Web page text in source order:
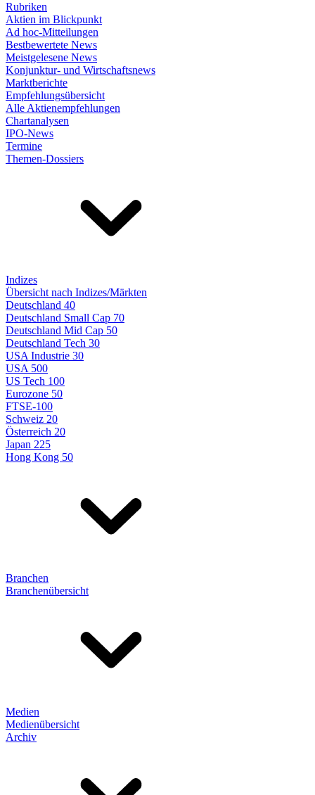
Rubriken
Aktien im Blickpunkt
Ad hoc-Mitteilungen
Bestbewertete News
Meistgelesene News
Konjunktur- und Wirtschaftsnews
Marktberichte
Empfehlungsübersicht
Alle Aktienempfehlungen
Chartanalysen
IPO-News
Termine
Themen-Dossiers
Indizes
Übersicht nach Indizes/Märkten
Deutschland 40
Deutschland Small Cap 70
Deutschland Mid Cap 50
Deutschland Tech 30
USA Industrie 30
USA 500
US Tech 100
Eurozone 50
FTSE-100
Schweiz 20
Österreich 20
Japan 225
Hong Kong 50
Branchen
Branchenübersicht
Medien
Medienübersicht
Archiv